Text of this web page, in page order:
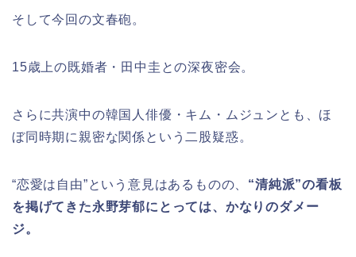
そして今回の文春砲。
15歳上の既婚者・田中圭との深夜密会。
さらに共演中の韓国人俳優・キム・ムジュンとも、ほ
ぼ同時期に親密な関係という二股疑惑。
“恋愛は自由”という意見はあるものの、 “清純派”の看板
を掲げてきた永野芽郁にとっては、かなりのダメー
ジ。